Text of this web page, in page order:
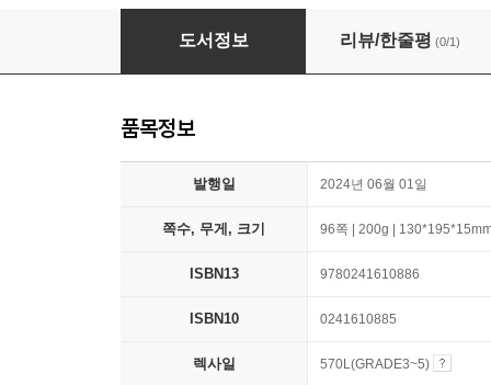
Penguin Readers Level 4: Roald Dahl
도서정보 리뷰/한줄평 (0/1)
품목정보
발행일 2024년 06월 01일
쪽수, 무게, 크기 96쪽 | 200g |
ISBN13 9780241610886
ISBN10 0241610885
렉사일 570L(GRADE3~5)